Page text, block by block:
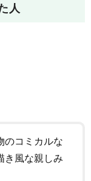
人
のコミカルな
き風な親しみ